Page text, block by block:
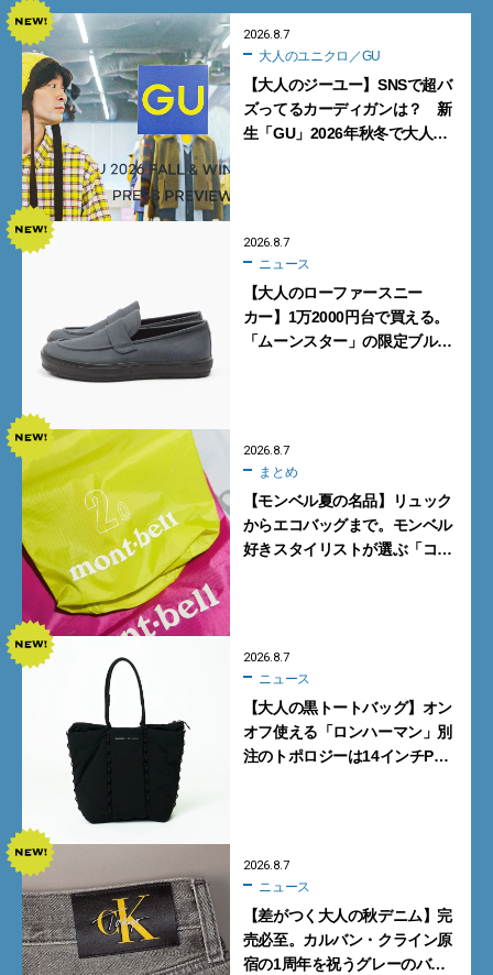
2026.8.7
大人のユニクロ／GU
【大人のジーユー】SNSで超バ
ズってるカーディガンは？ 新
生「GU」2026年秋冬で大人メ
2026.8.7
ニュース
【大人のローファースニー
カー】1万2000円台で買える。
「ムーンスター」の限定ブルー
2026.8.7
まとめ
【モンベル夏の名品】リュック
からエコバッグまで。モンベル
好きスタイリストが選ぶ「コス
2026.8.7
ニュース
【大人の黒トートバッグ】オン
オフ使える「ロンハーマン」別
注のトポロジーは14インチPC
2026.8.7
ニュース
【差がつく大人の秋デニム】完
売必至。カルバン・クライン原
宿の1周年を祝うグレーのバ